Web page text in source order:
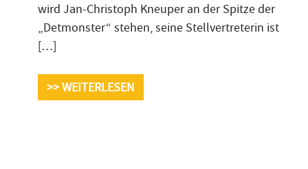
wird Jan-Christoph Kneuper an der Spitze der
„Detmonster“ stehen, seine Stellvertreterin ist
[…]
>> WEITERLESEN